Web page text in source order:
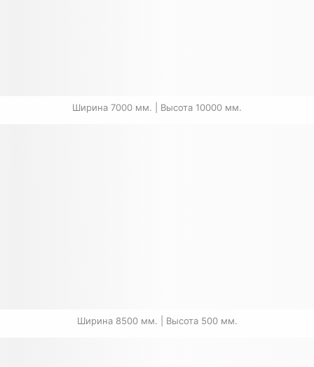
Ширина 7000 мм. | Высота 10000 мм.
Ширина 8500 мм. | Высота 500 мм.